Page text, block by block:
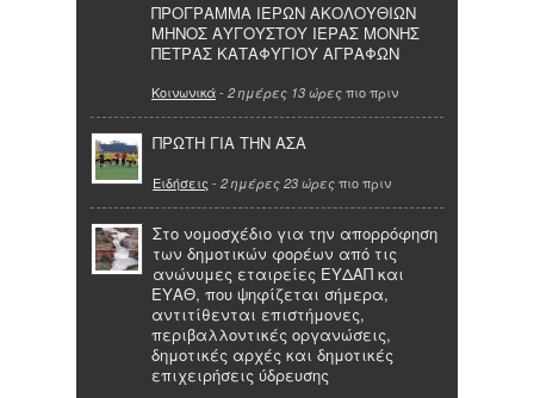
ΠΡΟΓΡΑΜΜΑ ΙΕΡΩΝ ΑΚΟΛΟΥΘΙΩΝ
ΜΗΝΟΣ ΑΥΓΟΥΣΤΟΥ ΙΕΡΑΣ ΜΟΝΗΣ
ΠΕΤΡΑΣ ΚΑΤΑΦΥΓΙΟΥ ΑΓΡΑΦΩΝ
Κοινωνικά- 2 ημέρες 13 ώρες πιο πριν
ΠΡΩΤΗ ΓΙΑ ΤΗΝ ΑΣΑ
Ειδήσεις - 2 ημέρες 23 ώρες πιο πριν
Στο νομοσχέδιο για την απορρόφηση
των δημοτικών φορέων από τις
ανώνυμες εταιρείες ΕΥΔΑΠ και
ΕΥΑΘ, που ψηφίζεται σήμερα,
αντιτίθενται επιστήμονες,
περιβαλλοντικές οργανώσεις,
δημοτικές αρχές και δημοτικές
επιχειρήσεις ύδρευσης